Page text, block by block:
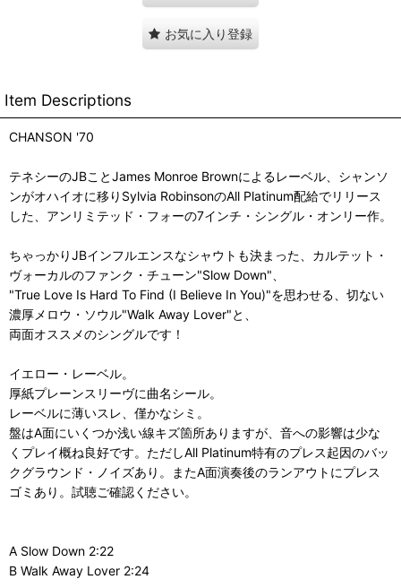
お気に入り登録
Item Descriptions
CHANSON '70
テネシーのJBことJames Monroe Brownによるレーベル、シャンソ
ンがオハイオに移りSylvia RobinsonのAll Platinum配給でリリース
した、アンリミテッド・フォーの7インチ・シングル・オンリー作。
ちゃっかりJBインフルエンスなシャウトも決まった、カルテット・
ヴォーカルのファンク・チューン"Slow Down"、
"True Love Is Hard To Find (I Believe In You)"を思わせる、切ない
濃厚メロウ・ソウル"Walk Away Lover"と、
両面オススメのシングルです！
イエロー・レーベル。
厚紙プレーンスリーヴに曲名シール。
レーベルに薄いスレ、僅かなシミ。
盤はA面にいくつか浅い線キズ箇所ありますが、音への影響は少な
くプレイ概ね良好です。ただしAll Platinum特有のプレス起因のバッ
クグラウンド・ノイズあり。またA面演奏後のランアウトにプレス
ゴミあり。試聴ご確認ください。
A Slow Down 2:22
B Walk Away Lover 2:24